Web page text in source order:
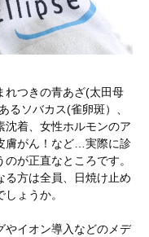
れつきの青あざ(太田母
るソバカス(雀卵斑）、
沈着、女性ホルモンのア
膚がん！など…実際に診
が正直なところです。
方は全員、日焼け止め
ょうか。
やイオン導入などのメデ